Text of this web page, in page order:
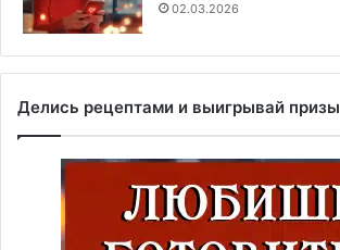
02.03.2026
Делись рецептами и выигрывай призы